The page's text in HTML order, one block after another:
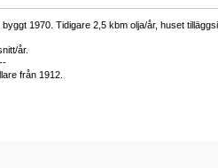
1970. Tidigare 2,5 kbm olja/år, huset
år.
från 1912.